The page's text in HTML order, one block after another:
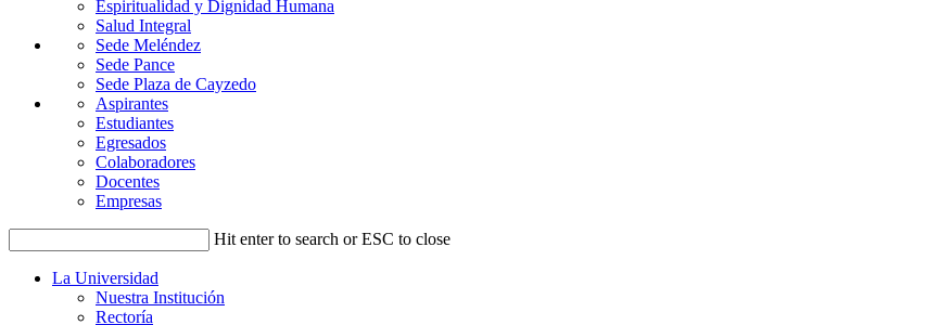
Espiritualidad y Dignidad Humana
Salud Integral
Sede Meléndez
Sede Pance
Sede Plaza de Cayzedo
Aspirantes
Estudiantes
Egresados
Colaboradores
Docentes
Empresas
Hit enter to search or ESC to close
La Universidad
Nuestra Institución
Rectoría